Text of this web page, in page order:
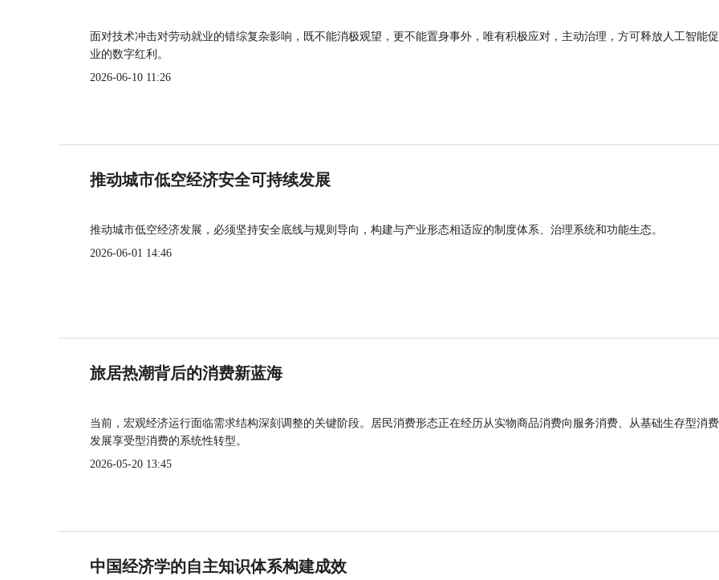
面对技术冲击对劳动就业的错综复杂影响，既不能消极观望，更不能置身事外，唯有积极应对，主动治理，方可释放人工智能
业的数字红利。
2026-06-10 11:26
推动城市低空经济安全可持续发展
推动城市低空经济发展，必须坚持安全底线与规则导向，构建与产业形态相适应的制度体系、治理系统和功能生态。
2026-06-01 14:46
旅居热潮背后的消费新蓝海
当前，宏观经济运行面临需求结构深刻调整的关键阶段。居民消费形态正在经历从实物商品消费向服务消费、从基础生存型消
发展享受型消费的系统性转型。
2026-05-20 13:45
中国经济学的自主知识体系构建成效